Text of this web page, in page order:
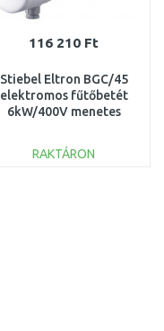
116 210 Ft
Stiebel Eltron BGC/45
elektromos fűtőbetét
6kW/400V menetes
75115
RAKTÁRON